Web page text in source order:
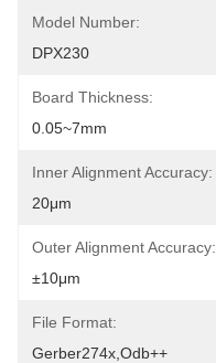
Model Number:
DPX230
Board Thickness:
0.05~7mm
Inner Alignment Accuracy:
20μm
Outer Alignment Accuracy:
±10μm
File Format:
Gerber274x,odb++